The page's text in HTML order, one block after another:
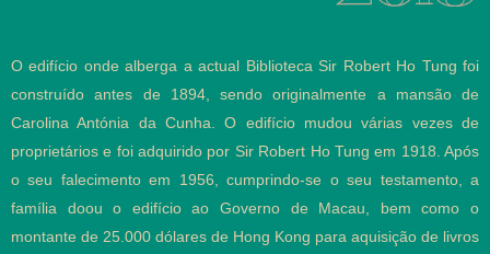
O edifício onde alberga a actual Biblioteca Sir Robert Ho Tung foi
construído antes de 1894, sendo originalmente a mansão de
Carolina Antónia da Cunha. O edifício mudou várias vezes de
proprietários e foi adquirido por Sir Robert Ho Tung em 1918. Após
o seu falecimento em 1956, cumprindo-se o seu testamento, a
família doou o edifício ao Governo de Macau, bem como o
montante de 25.000 dólares de Hong Kong para aquisição de livros